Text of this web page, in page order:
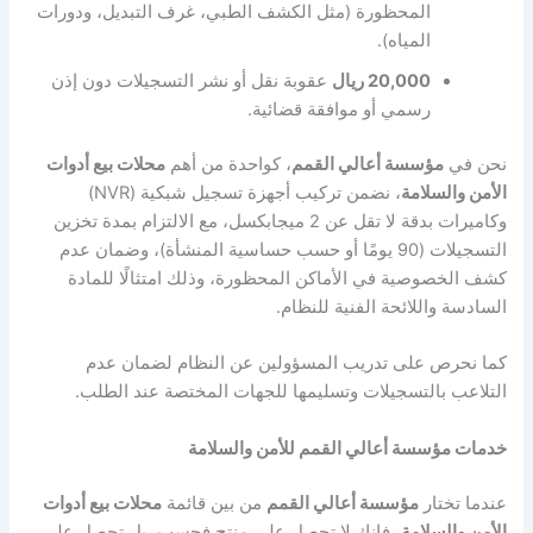
المحظورة (مثل الكشف الطبي، غرف التبديل، ودورات
المياه).
20,000 ريال
عقوبة نقل أو نشر التسجيلات دون إذن
رسمي أو موافقة قضائية.
نحن فيمؤسسة أعالي القمم، كواحدة من أهممحلات بيع أدوات
الأمن والسلامة
، نضمن تركيب أجهزة تسجيل شبكية (NVR)
وكاميرات بدقة لا تقل عن 2 ميجابكسل، مع الالتزام بمدة تخزين
التسجيلات (90 يومًا أو حسب حساسية المنشأة)، وضمان عدم
كشف الخصوصية في الأماكن المحظورة، وذلك امتثالًا للمادة
السادسة واللائحة الفنية للنظام.
كما نحرص على تدريب المسؤولين عن النظام لضمان عدم
التلاعب بالتسجيلات وتسليمها للجهات المختصة عند الطلب.
خدمات مؤسسة أعالي القمم للأمن والسلامة
عندما تختارمؤسسة أعالي القمم من بين قائمةمحلات بيع أدوات